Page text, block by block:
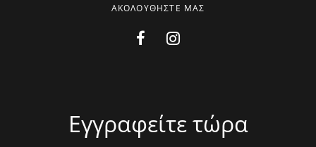
ΑΚΟΛΟΥΘΗΣΤΕ ΜΑΣ
Εγγραφείτε τώρα